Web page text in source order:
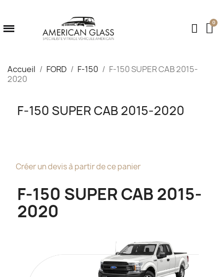
Accueil FORD F-150
F-150 SUPER CAB 2015-
2020
F-150 SUPER CAB 2015-2020
Créer un devis à partir de ce panier
F-150 SUPER CAB 2015-
2020